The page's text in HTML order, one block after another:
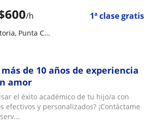
600/h 1ª clase gratis
Punta C...
de 10 años de experiencia
amor
el éxito académico de tu hijo/a con
efectivos y personalizados? ¡Contáctame